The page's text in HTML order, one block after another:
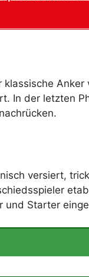
klassische Anker
In der letzten
versiert,
und Starter